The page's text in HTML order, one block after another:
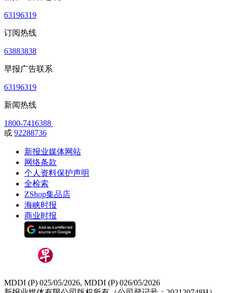
63196319
订阅热线
63883838
早报广告联系
63196319
新闻热线
1800-7416388
或 92288736
新报业媒体网站
网络条款
个人资料保护声明
全检索
ZShop集品店
海峡时报
商业时报
MDDI (P) 025/05/2026, MDDI (P) 026/05/2026